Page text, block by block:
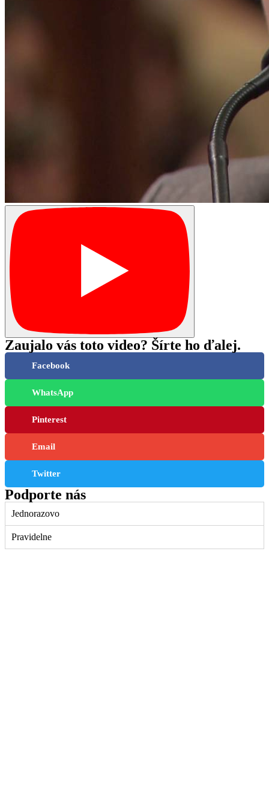
Zaujalo vás toto video? Šírte ho ďalej.
Facebook
WhatsApp
Pinterest
Email
Twitter
Podporte nás
Jednorazovo
Pravidelne